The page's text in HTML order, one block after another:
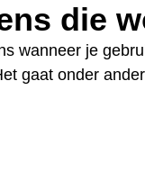
die
wanneer je
gaat onder